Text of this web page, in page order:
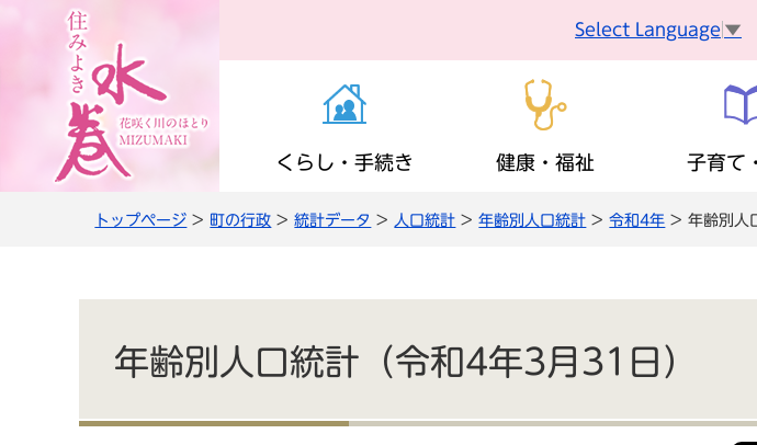
Select Language ▼
くらし・手続き
上下水道 税金
農商工・就労 安全・安心
健康・福祉 子育て
トップページ > 町の行政 >統計データ > 人口統計 >年齢別人口統計 >令和4年 > 年齢別人
年齢別人口統計（令和4年3月31日）